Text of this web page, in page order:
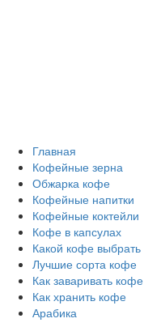
Главная
Кофейные зерна
Обжарка кофе
Кофейные напитки
Кофейные коктейли
Кофе в капсулах
Какой кофе выбрать
Лучшие сорта кофе
Как заваривать кофе
Как хранить кофе
Арабика